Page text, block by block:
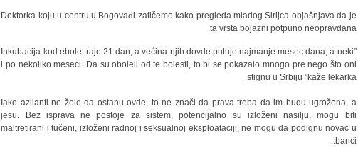
Doktorka koju u centru u Bogovađi zatičemo kako pregleda mladog Sirijca objašnjava da je
ta vrsta bojazni potpuno neopravdana.
"Inkubacija kod ebole traje 21 dan, a većina njih dovde putuje najmanje mesec dana, a neki
i po nekoliko meseci. Da su oboleli od te bolesti, to bi se pokazalo mnogo pre nego što oni
stignu u Srbiju "kaže lekarka.
Iako azilanti ne žele da ostanu ovde, to ne znači da prava treba da im budu ugrožena, a
jesu. Bez isprava ne postoje za sistem, potencijalno su izloženi nasilju, mogu biti
maltretirani i tučeni, izloženi radnoj i seksualnoj eksploataciji, ne mogu da podignu novac u
banci...